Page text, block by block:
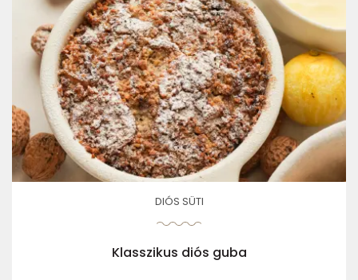
DIÓS SÜTI
Klasszikus diós guba